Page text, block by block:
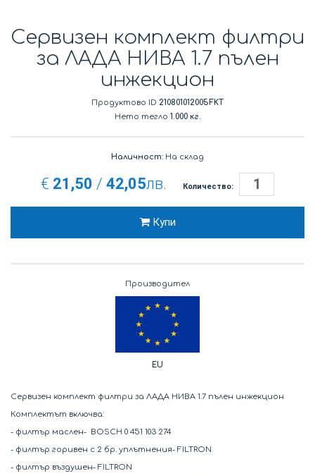
Сервизен комплект филтри
за ЛАДА НИВА 1.7 пълен
инжекцион
Продуктово ID 210801012005FKT
Нето тегло 1.000 кг.
Наличност: На склад
€ 21,50 / 42,05лв. Количество:
Купи
Производител
EU
Сервизен комплект филтри за ЛАДА НИВА 1.7 пълен инжекцион
Комплектът включва:
- филтър маслен- BOSCH 0 451 103 274
- филтър горивен с 2 бр. уплътнения- FILTRON
- филтър въздушен- FILTRON